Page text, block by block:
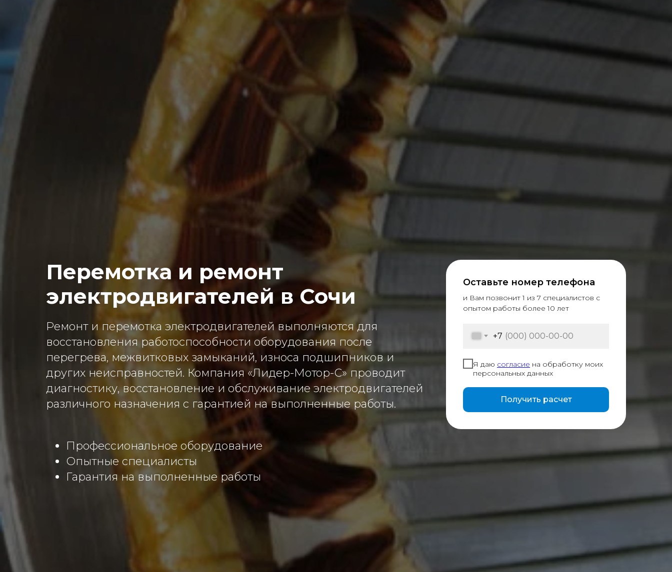
Перемотка и ремонт
электродвигателей в Сочи
Ремонт и перемотка электродвигателей выполняются для
восстановления работоспособности оборудования после
перегрева, межвитковых замыканий, износа подшипников и
других неисправностей. Компания «Лидер-Мотор-С» проводит
диагностику, восстановление и обслуживание электродвигателей
различного назначения с гарантией на выполненные работы.
Профессиональное оборудование
Опытные специалисты
Гарантия на выполненные работы
Оставьте номер телефона
и Вам позвонит 1 из 7 специалистов с
опытом работы более 10 лет
+7
Я даю согласие на обработку моих
персональных данных
Получить расчет